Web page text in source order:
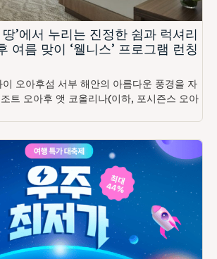
’에서 누리는 진정한 쉼과 럭셔리
여름 맞이 ‘웰니스’ 프로그램 런칭
오아후섬 서부 해안의 아름다운 풍경을 자
트 오아후 앳 코올리나(이하, 포시즌스 오아